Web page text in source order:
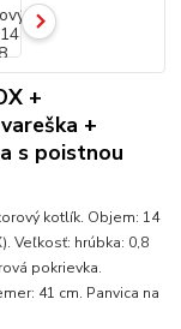
+
+
s poistnou
kotlík. Objem: 14
Veľkosť: hrúbka: 0,8
pokrievka.
41 cm. Panvica na